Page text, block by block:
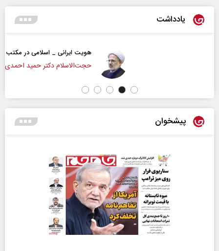
یادداشت
هویت ایرانی _ اسلامی در مکتب امام شهید
حجت‌الاسلام دکتر حمید احمدی - نویسنده و پژوهشگر
پیشخوان